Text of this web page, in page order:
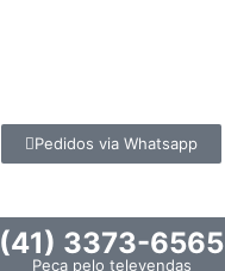
Pedidos via Whatsapp
(41) 3373-6565
Peça pelo televendas